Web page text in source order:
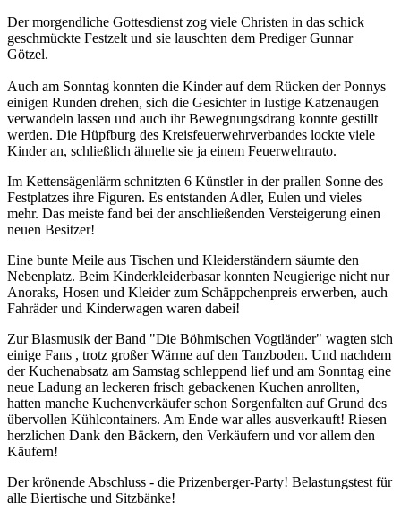
Der morgendliche Gottesdienst zog viele Christen in das schick
geschmückte Festzelt und sie lauschten dem Prediger Gunnar
Götzel.
Auch am Sonntag konnten die Kinder auf dem Rücken der Ponnys
einigen Runden drehen, sich die Gesichter in lustige Katzenaugen
verwandeln lassen und auch ihr Bewegnungsdrang konnte gestillt
werden. Die Hüpfburg des Kreisfeuerwehrverbandes lockte viele
Kinder an, schließlich ähnelte sie ja einem Feuerwehrauto.
Im Kettensägenlärm schnitzten 6 Künstler in der prallen Sonne des
Festplatzes ihre Figuren. Es entstanden Adler, Eulen und vieles
mehr. Das meiste fand bei der anschließenden Versteigerung einen
neuen Besitzer!
Eine bunte Meile aus Tischen und Kleiderständern säumte den
Nebenplatz. Beim Kinderkleiderbasar konnten Neugierige nicht nur
Anoraks, Hosen und Kleider zum Schäppchenpreis erwerben, auch
Fahräder und Kinderwagen waren dabei!
Zur Blasmusik der Band "Die Böhmischen Vogtländer" wagten sich
einige Fans , trotz großer Wärme auf den Tanzboden. Und nachdem
der Kuchenabsatz am Samstag schleppend lief und am Sonntag eine
neue Ladung an leckeren frisch gebackenen Kuchen anrollten,
hatten manche Kuchenverkäufer schon Sorgenfalten auf Grund des
übervollen Kühlcontainers. Am Ende war alles ausverkauft! Riesen
herzlichen Dank den Bäckern, den Verkäufern und vor allem den
Käufern!
Der krönende Abschluss - die Prizenberger-Party! Belastungstest für
alle Biertische und Sitzbänke!